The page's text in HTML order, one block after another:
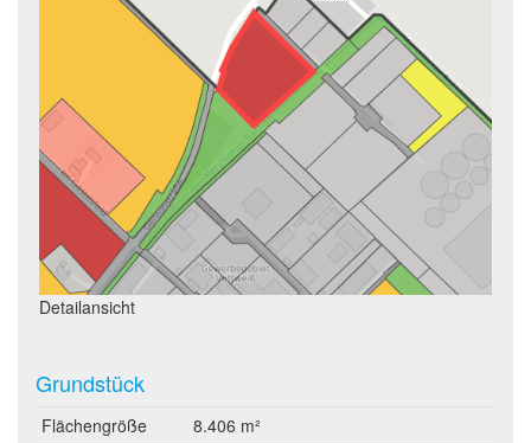
Detailansicht
Grundstück
Flächengröße
8.406 m²